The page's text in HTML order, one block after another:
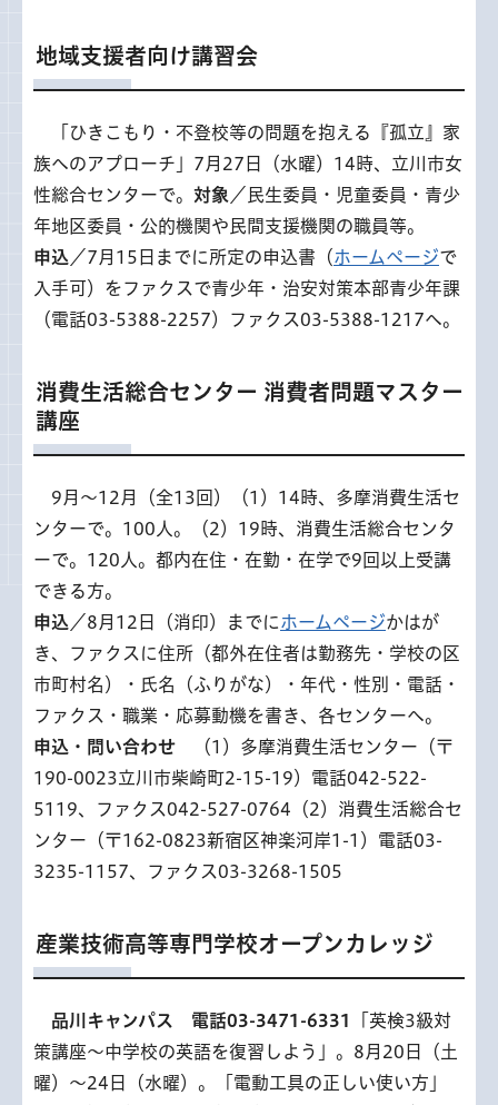
地域支援者向け講習会
ひきこもり・不登校等の問題を抱える『孤立』家
族へのアプローチ」7月27日（水曜）14時、立川市女
性総合センターで。 対象 ／民生委員・児童委員・青少
年地区委員・公的機関や民間支援機関の職員等。
申込 ／7月15日までに所定の申込書（ ホームページで
入手可）をファクスで青少年・治安対策本部青少年課
（電話03-5388-2257）ファクス03-5388-1217へ。
消費生活総合センター 消費者問題マスター
講座
9 月～12月（全13回）（1）14時、多摩消費生活セ
ンターで。100人。（2）19時、消費生活総合センタ
ーで。120人。都内在住・在勤・在学で9回以上受講
できる方。
申込 ／8月12日（消印）までに ホームページかはが
き、ファクスに住所（都外在住者は勤務先・学校の区
市町村名）・氏名（ふりがな）・年代・性別・電話・
ファクス・職業・応募動機を書き、各センターへ。
申込・問い合わせ （1）多摩消費生活センター（〒
190-0023立川市柴崎町2-15-19）電話042-522-
5119、ファクス042-527-0764（2）消費生活総合セ
ンター（〒162-0823新宿区神楽河岸1-1）電話03-
3235-1157、ファクス03-3268-1505
産業技術高等専門学校オープンカレッジ
品川キャンパス 電話03-3471-6331
「英検3級対
策講座～中学校の英語を復習しよう」。8月20日（土
曜）～24日（水曜）。「電動工具の正しい使い方」